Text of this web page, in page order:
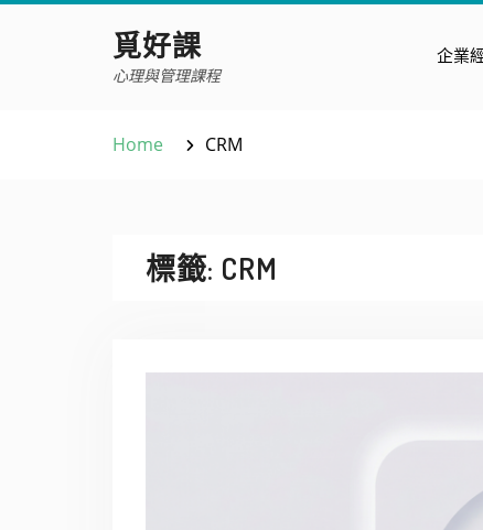
覓好課
心理與管理課程
企業
Home CRM
標籤: CRM